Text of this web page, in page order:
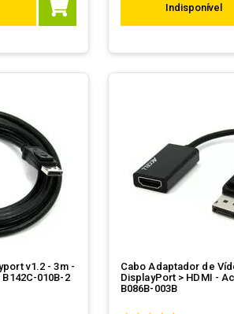
Indisponível
v1.2 - 3m -
010B-2
Cabo Adaptador de
DisplayPort > HDMI -
B086B-003B